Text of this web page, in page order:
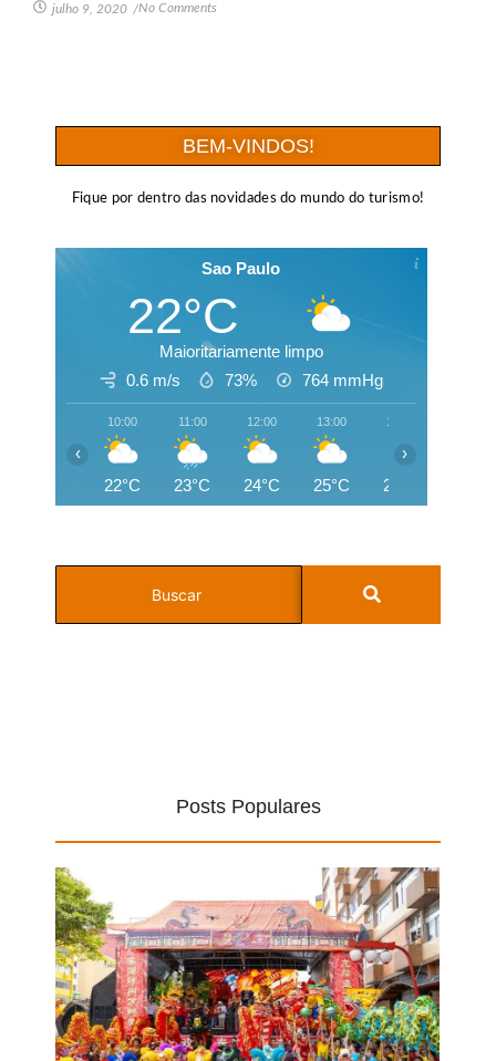
julho 9, 2020 /No Comments
BEM-VINDOS!
Fique por dentro das novidades do mundo do turismo!
Sao Paulo
22°C
Maioritariamente limpo
0.6 m/s
73% 764 mmHg
10:00
22°C
11:00
23°C
12:00
24°C
13:00
25°C
14:00
25°C
‹ ›
Posts Populares